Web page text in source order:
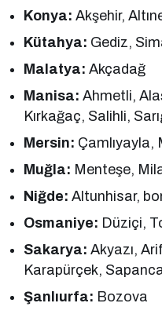
Konya:Akşehir,
Kütahya: Gediz,
Malatya: Akçadağ
Manisa:Ahmetli,
Kırkağaç, Salihli,
Mersin: Çamlıyayla,
Muğla: Menteşe,
Niğde: Altunhisar,
Osmaniye: Düziçi,
Sakarya:Akyazı,
Karapürçek,
Şanlıurfa: Bozova